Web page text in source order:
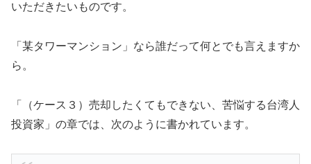
いただきたいものです。
「某タワーマンション」なら誰だって何とでも言えますか
ら。
「（ケース３）売却したくてもできない、苦悩する台湾人
投資家」の章では、次のように書かれています。